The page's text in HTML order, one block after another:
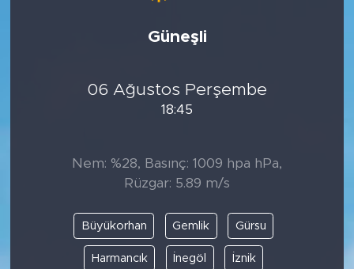
Güneşli
06 Ağustos Perşembe
18:45
Nem: %28, Basınç: 1009 hpa hPa,
Rüzgar: 5.89 m/s
Büyükorhan Gemlik Gürsu
Harmancık İnegöl İznik
Sektör